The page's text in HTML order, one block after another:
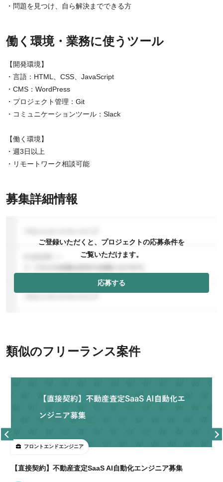
・問題を見つけ、自ら解決までできる方
働く環境・業務に使うツール
【開発環境】
・言語：HTML、CSS、JavaScript
・CMS：WordPress
・プロジェクト管理：Git
・コミュニケーションツール：Slack
【働く環境】
・週3日以上
・リモートワーク相談可能
募集詳細情報
ご登録いただくと、プロジェクトの応募条件を
ご覧いただけます。
応募する
類似のフリーランス案件
フロントエンドエンジニア
【直接契約】不動産査定SaaS AI自動化エンジニア募集